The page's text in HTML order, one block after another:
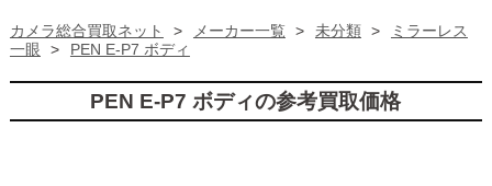
カメラ総合買取ネット > メーカー一覧 > 未分類 >
ミラーレス
一眼
> PEN E-P7 ボディ
PEN E-P7 ボディの参考買取価格